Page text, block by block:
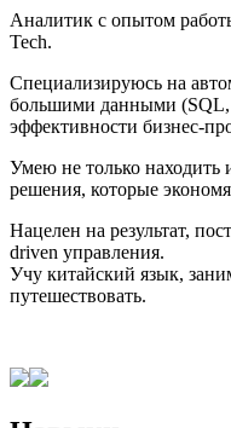
Аналитик с опытом
Tech.
Специализируюсь на
большими данными
эффективности бизнес-
Умею не только находить
решения, которые
Нацелен на результат,
driven управления.
Учу китайский язык,
путешествовать.